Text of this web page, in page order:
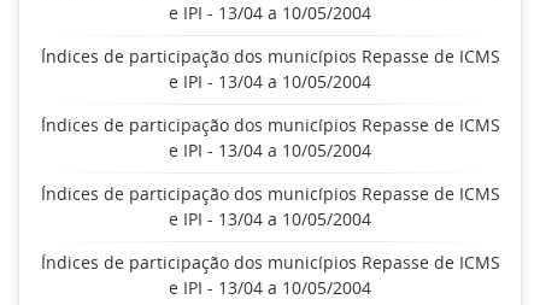
e IPI - 13/04 a 10/05/2004
Índices de participação dos municípios Repasse de ICMS
e IPI - 13/04 a 10/05/2004
Índices de participação dos municípios Repasse de ICMS
e IPI - 13/04 a 10/05/2004
Índices de participação dos municípios Repasse de ICMS
e IPI - 13/04 a 10/05/2004
Índices de participação dos municípios Repasse de ICMS
e IPI - 13/04 a 10/05/2004